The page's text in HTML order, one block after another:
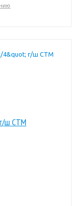
ш CTM